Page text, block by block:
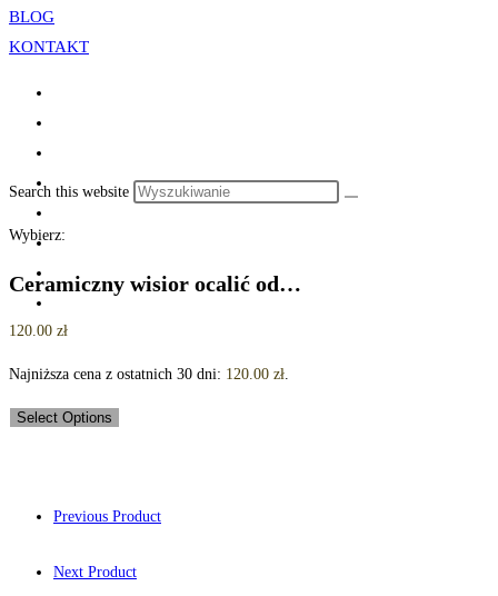
BLOG
KONTAKT
Search this website
Wybierz:
Ceramiczny wisior ocalić od…
120.00 zł
Najniższa cena z ostatnich 30 dni: 120.00 zł.
Select Options
Previous Product
Next Product